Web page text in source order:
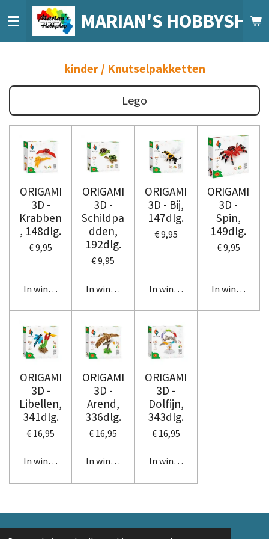
direct
naar
MARIAN'S
kinder / Knutselpakketten
Lego
ORIGAMI
3D -
Krabben
, 148dlg.
€ 9,95
In winkelwagen
ORIGAMI
3D -
Schildpa
dden,
192dlg.
€ 9,95
In winkelwagen
ORIGAMI
3D - Bij,
147dlg.
€ 9,95
In winkelwagen
ORIGAMI
3D -
Spin,
149dlg.
€ 9,95
In
ORIGAMI
3D -
Libellen,
341dlg.
€ 16,95
In winkelwagen
ORIGAMI
3D -
Arend,
336dlg.
€ 16,95
In winkelwagen
ORIGAMI
3D -
Dolfijn,
343dlg.
€ 16,95
In winkelwagen